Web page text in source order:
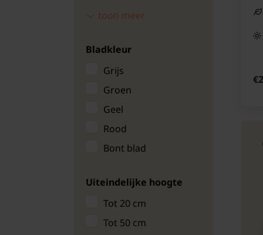
Paars
Blauw
Zalm/oranje
Brons/bruin
toon meer
Bladkleur
Grijs
Groen
Geel
Rood
Bont blad
Uiteindelijke hoogte
Tot 20 cm
Tot 50 cm